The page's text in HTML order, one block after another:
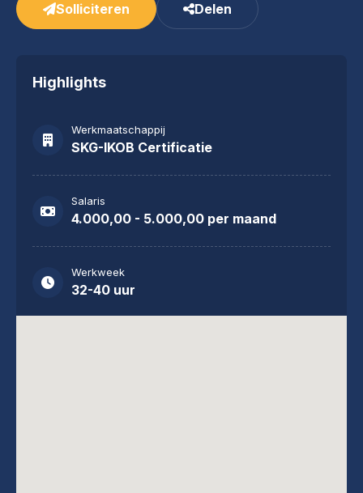
Solliciteren Delen
Highlights
Werkmaatschappij
SKG-IKOB Certificatie
Salaris
4.000,00 - 5.000,00 per maand
Werkweek
32-40 uur